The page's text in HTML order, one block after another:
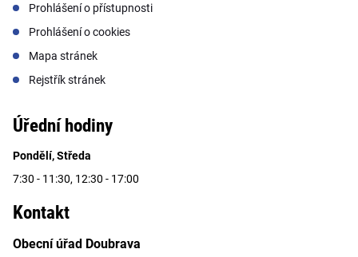
Prohlášení o přístupnosti
Prohlášení o cookies
Mapa stránek
Rejstřík stránek
Úřední hodiny
Pondělí, Středa
7:30 - 11:30, 12:30 - 17:00
Kontakt
Obecní úřad Doubrava